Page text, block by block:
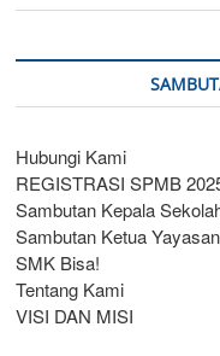
Hubungi Kami
REGISTRASI SPMB
Sambutan Kepala
Sambutan Ketua Yayasan
SMK Bisa!
Tentang Kami
VISI DAN MISI